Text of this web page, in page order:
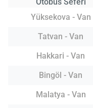
Yüksekova - Van
Tatvan - Van
Hakkari - Van
Bingöl - Van
Malatya - Van